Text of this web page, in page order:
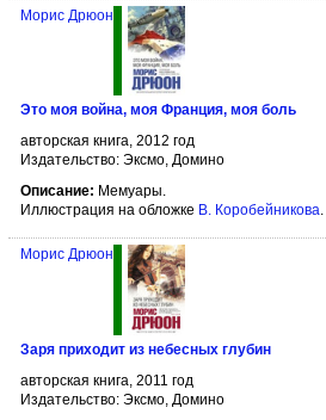
Морис Дрюон
Это моя война, моя Франция, моя боль
авторская книга, 2012 год
Издательство: Эксмо, Домино
Описание: Мемуары.
Иллюстрация на обложке В. Коробейникова.
Морис Дрюон
Заря приходит из небесных глубин
авторская книга, 2011 год
Издательство: Эксмо, Домино